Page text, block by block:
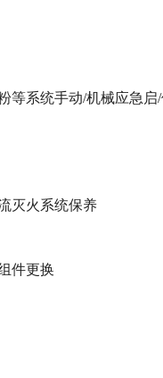
等系统手动/机械应急启
灭火系统保养
件更换